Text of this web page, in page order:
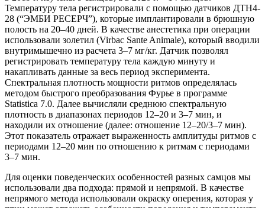
Температуру тела регистрировали с помощью датчиков ДТН4-
28 (“ЭМБИ РЕСЕРЧ”), которые имплантировали в брюшную
полость на 20–40 дней. В качестве анестетика при операции
использовали золетил (Virbac Sante Animale), который вводили
внутримышечно из расчета 3–7 мг/кг. Датчик позволял
регистрировать температуру тела каждую минуту и
накапливать данные за весь период эксперимента.
Спектральная плотность мощности ритмов определялась
методом быстрого преобразования Фурье в программе
Statistica 7.0. Далее вычисляли среднюю спектральную
плотность в диапазонах периодов 12–20 и 3–7 мин, и
находили их отношение (далее: отношение 12–20/3–7 мин).
Этот показатель отражает выраженность амплитуды ритмов с
периодами 12–20 мин по отношению к ритмам с периодами
3–7 мин.
Для оценки поведенческих особенностей разных самцов мы
использовали два подхода: прямой и непрямой. В качестве
непрямого метода использовали окраску оперения, которая у